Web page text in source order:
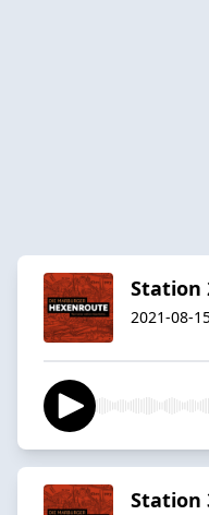
Station
2021-08-
Station